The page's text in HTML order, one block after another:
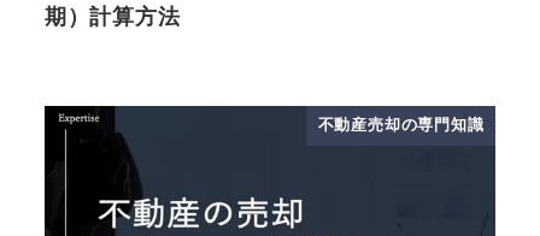
期）計算方法
不動産売却の専門知識